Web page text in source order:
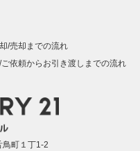
/売却までの流れ
依頼からお引き渡しまでの流れ
鳥町１丁1-2